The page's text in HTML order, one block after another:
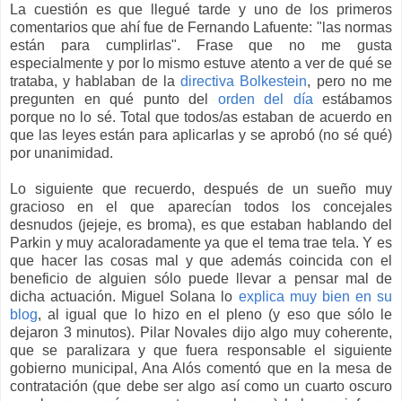
La cuestión es que llegué tarde y uno de los primeros
comentarios que ahí fue de Fernando Lafuente: "las normas
están para cumplirlas". Frase que no me gusta
especialmente y por lo mismo estuve atento a ver de qué se
trataba, y hablaban de ladirectiva Bolkestein, pero no me
pregunten en qué punto del orden del día estábamos
porque no lo sé. Total que todos/as estaban de acuerdo en
que las leyes están para aplicarlas y se aprobó (no sé qué)
por unanimidad.
Lo siguiente que recuerdo, después de un sueño muy
gracioso en el que aparecían todos los concejales
desnudos (jejeje, es broma), es que estaban hablando del
Parkin y muy acaloradamente ya que el tema trae tela. Y es
que hacer las cosas mal y que además coincida con el
beneficio de alguien sólo puede llevar a pensar mal de
dicha actuación. Miguel Solana lo explica muy bien en su
blog, al igual que lo hizo en el pleno (y eso que sólo le
dejaron 3 minutos). Pilar Novales dijo algo muy coherente,
que se paralizara y que fuera responsable el siguiente
gobierno municipal, Ana Alós comentó que en la mesa de
contratación (que debe ser algo así como un cuarto oscuro